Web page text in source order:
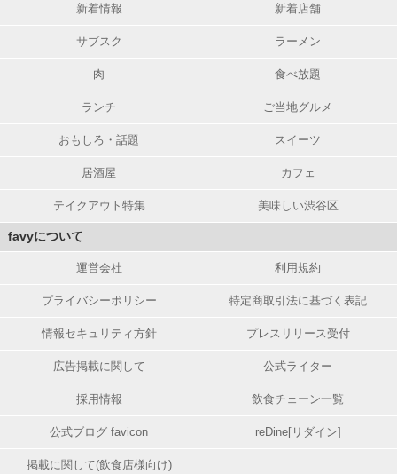
新着情報 新着店舗
サブスク ラーメン
肉 食べ放題
ランチ ご当地グルメ
おもしろ・話題 スイーツ
居酒屋 カフェ
テイクアウト特集 美味しい渋谷区
favyについて
運営会社 利用規約
プライバシーポリシー 特定商取引法に基づく表記
情報セキュリティ方針 プレスリリース受付
広告掲載に関して 公式ライター
採用情報 飲食チェーン一覧
公式ブログ favicon reDine[リダイン]
掲載に関して(飲食店様向け)